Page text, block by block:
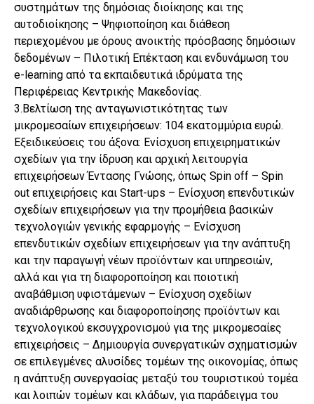
συστημάτων της δημόσιας διοίκησης και της
αυτοδιοίκησης – Ψηφιοποίηση και διάθεση
περιεχομένου με όρους ανοικτής πρόσβασης δημόσιων
δεδομένων – Πιλοτική Επέκταση και ενδυνάμωση του
e-learning από τα εκπαιδευτικά ιδρύματα της
Περιφέρειας Κεντρικής Μακεδονίας.
3.Βελτίωση της ανταγωνιστικότητας των
μικρομεσαίων επιχειρήσεων: 104 εκατομμύρια ευρώ.
Εξειδικεύσεις του άξονα: Ενίσχυση επιχειρηματικών
σχεδίων για την ίδρυση και αρχική λειτουργία
επιχειρήσεων Έντασης Γνώσης, όπως Spin off – Spin
out επιχειρήσεις και Start-ups – Ενίσχυση επενδυτικών
σχεδίων επιχειρήσεων για την προμήθεια βασικών
τεχνολογιών γενικής εφαρμογής – Ενίσχυση
επενδυτικών σχεδίων επιχειρήσεων για την ανάπτυξη
και την παραγωγή νέων προϊόντων και υπηρεσιών,
αλλά και για τη διαφοροποίηση και ποιοτική
αναβάθμιση υφιστάμενων – Ενίσχυση σχεδίων
αναδιάρθρωσης και διαφοροποίησης προϊόντων και
τεχνολογικού εκσυγχρονισμού για της μικρομεσαίες
επιχειρήσεις – Δημιουργία συνεργατικών σχηματισμών
σε επιλεγμένες αλυσίδες τομέων της οικονομίας, όπως
η ανάπτυξη συνεργασίας μεταξύ του τουριστικού τομέα
και λοιπών τομέων και κλάδων, για παράδειγμα του